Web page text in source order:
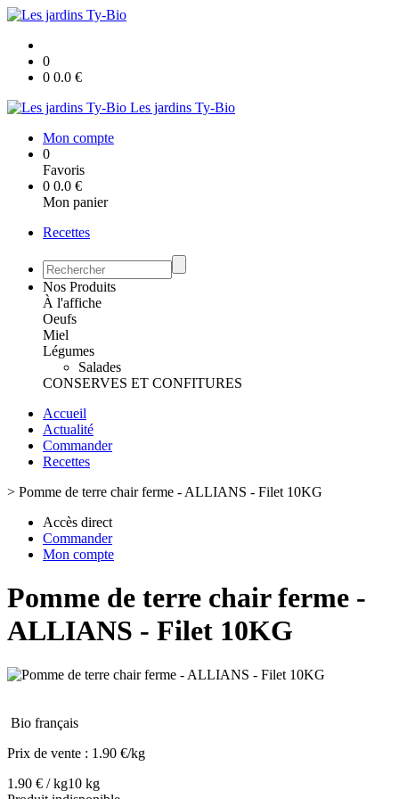
0
0 0.0 €
Les jardins Ty-Bio
Mon compte
0
Favoris
0 0.0 €
Mon panier
Recettes
Nos Produits
À l'affiche
Oeufs
Miel
Légumes
Salades
CONSERVES ET CONFITURES
Accueil
Actualité
Commander
Recettes
> Pomme de terre chair ferme - ALLIANS - Filet 10KG
Accès direct
Commander
Mon compte
Pomme de terre chair ferme -
ALLIANS - Filet 10KG
Bio français
Prix de vente : 1.90 €/kg
1.90 € / kg10 kg